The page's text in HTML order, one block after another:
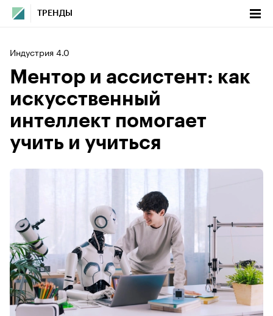
ТРЕНДЫ
Индустрия 4.0
Ментор и ассистент: как
искусственный
интеллект помогает
учить и учиться